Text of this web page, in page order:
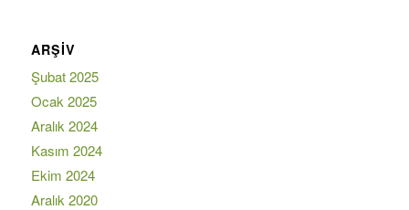
ARŞIV
Şubat 2025
Ocak 2025
Aralık 2024
Kasım 2024
Ekim 2024
Aralık 2020